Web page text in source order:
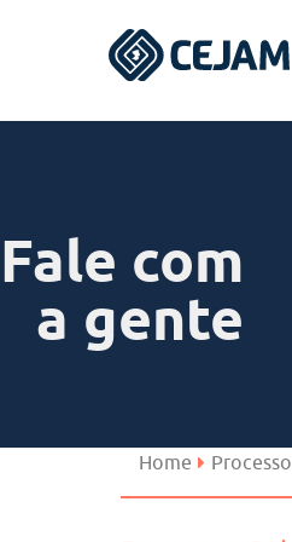
Fale com
a gente
Home